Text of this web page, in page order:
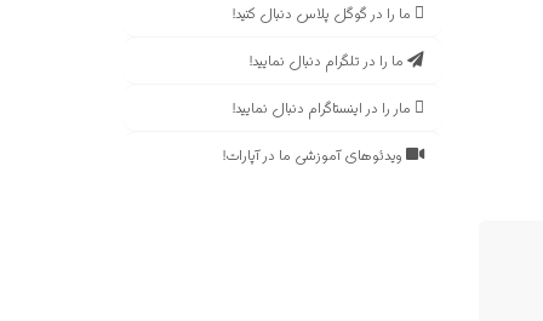
ما را در گوگل پلاس دنبال کنید!
ما را در تلگرام دنبال نمایید!
مار را در اینستاگرام دنبال نمایید!
ویدئوهای آموزشی ما در آپارات!